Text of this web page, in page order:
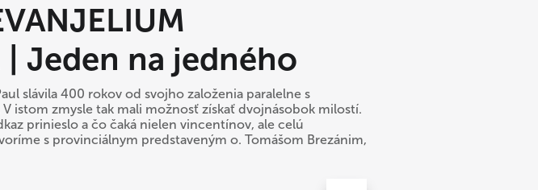
| Jeden na jedného
slávila 400 rokov od svojho založenia paralelne s
istom zmysle tak mali možnosť získať dvojnásobok milostí.
prinieslo a čo čaká nielen vincentínov, ale celú
s provinciálnym predstaveným o. Tomášom Brezánim,